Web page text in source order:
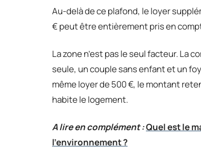
Au-delà de ce plafond, le loyer
€ peut être entièrement pris en
La zone n’est pas le seul facteur. La
seule, un couple sans enfant et un
même loyer de 500 €, le montant
habite le logement.
A lire en complément :Quel est le
l’environnement ?